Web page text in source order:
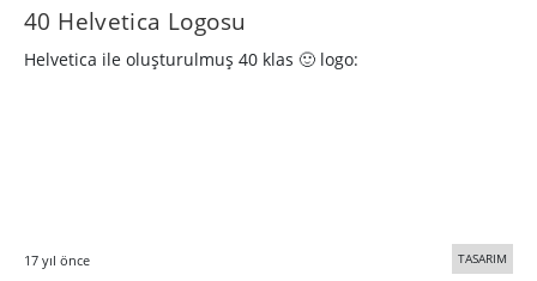
40 Helvetica Logosu
Helvetica ile oluşturulmuş 40 klas 🙂 logo:
17 yıl önce TASARIM